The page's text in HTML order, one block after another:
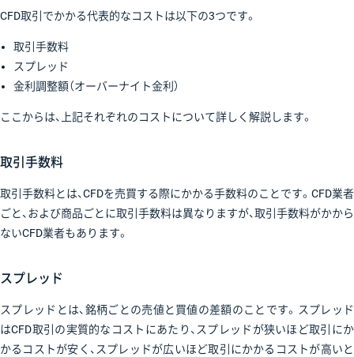
CFD取引でかかる代表的なコストは以下の3つです。
取引手数料
スプレッド
金利調整額（オーバーナイト金利）
ここからは、上記それぞれのコストについて詳しく解説します。
取引手数料
取引手数料とは、CFDを売買する際にかかる手数料のことです。CFD業者
ごと、および商品ごとに取引手数料は異なりますが、取引手数料がかから
ないCFD業者もあります。
スプレッド
スプレッドとは、銘柄ごとの売値と買値の差額のことです。スプレッド
はCFD取引の実質的なコストにあたり、スプレッドが狭いほど取引にか
かるコストが安く、スプレッドが広いほど取引にかかるコストが高いと